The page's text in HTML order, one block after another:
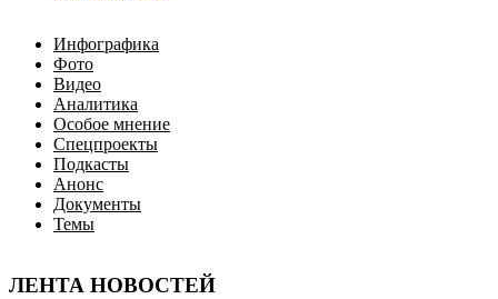
Инфографика
Фото
Видео
Аналитика
Особое мнение
Спецпроекты
Подкасты
Анонс
Документы
Темы
ЛЕНТА НОВОСТЕЙ